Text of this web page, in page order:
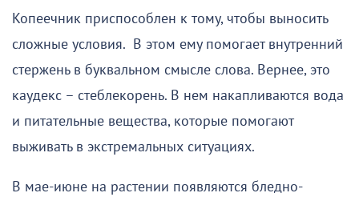
Копеечник приспособлен к тому, чтобы выносить
сложные условия. В этом ему помогает внутренний
стержень в буквальном смысле слова. Вернее, это
каудекс – стеблекорень. В нем накапливаются вода
и питательные вещества, которые помогают
выживать в экстремальных ситуациях.
В мае-июне на растении появляются бледно-